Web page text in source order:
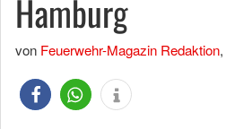
Hamburg
von Feuerwehr-Magazin Redaktion,